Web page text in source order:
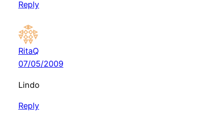
Reply
RitaQ
07/05/2009
Lindo
Reply